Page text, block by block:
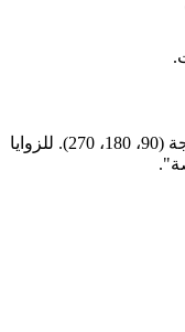
يقتصر التدوير هنا على زيادات قدرها 90 درجة (90، 180، 270). للزوايا